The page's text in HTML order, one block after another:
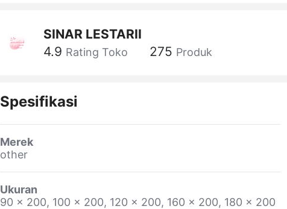
SINAR LESTARII
4.9 Rating Toko 275 Produk
Spesifikasi
Merek
other
Ukuran
90 x 200, 100 x 200, 120 x 200, 160 x 200, 180 x 200